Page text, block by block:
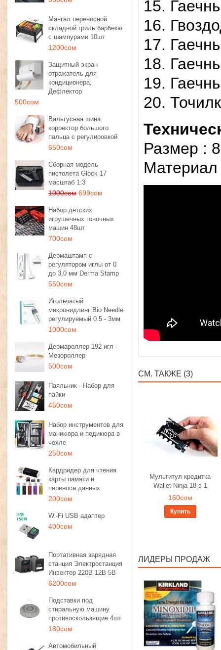
Мангал переносной
складной гриль барбекю
с шампурами 10шт
1200сом
Защитный экран
отражатель для
кондиционера,
Дефлектор
500сом
Вальгусная шина
корректор большого
пальца с регулировкой
650сом
Сборная модель
пистолета Glock 17
масштаб 1:3
1000сом 699сом
Набор детских
игрушечных гоночных
машин 48шт
700сом
Дермаштамп с
регулятором иглы от 0
до 3,0 мм Derma Stamp
550сом
Игольчатый
микронидлинг Bio Needle
регулируемый 0.5 - 3мм
1000сом
Дермароллер 192 игл -
Мезороллер
500сом
Паяльник - Набор для
пайки
450сом
Набор инструментов для
маникюра и педикюра в
чехле
250сом
Кардридер для чтения
карты памяти и
переноса данных
200сом
Wi-Fi USB адаптер
400сом
Портативная зарядная
станция Электростанция
Инвектор 220В 12В 5В
6200сом
Подставки под
стиральную машину
противоскользящие 4шт
180сом
Автомобильный
15.
16.
17.
18.
19.
20.
Размер :
СМ. ТАКЖЕ (3)
Мультитул кредитка
Wallet Ninja 18 в 1
160сом
Купить
ЛИДЕРЫ ПРОДАЖ